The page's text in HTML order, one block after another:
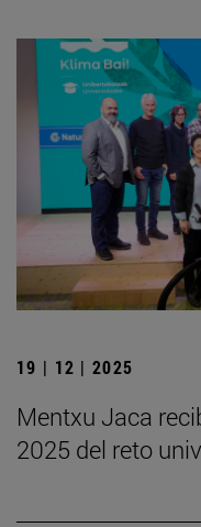
19 | 12 | 2025
Mentxu Jaca
2025 del reto